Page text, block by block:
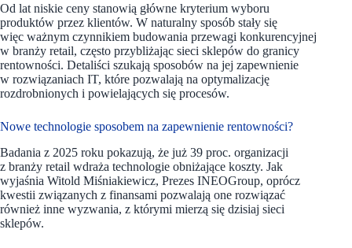
Od lat niskie ceny stanowią główne kryterium wyboru
produktów przez klientów. W naturalny sposób stały się
więc ważnym czynnikiem budowania przewagi konkurencyjnej
w branży retail, często przybliżając sieci sklepów do granicy
rentowności. Detaliści szukają sposobów na jej zapewnienie
w rozwiązaniach IT, które pozwalają na optymalizację
rozdrobnionych i powielających się procesów.
Nowe technologie sposobem na zapewnienie rentowności?
Badania z 2025 roku pokazują, że już 39 proc. organizacji
z branży retail wdraża technologie obniżające koszty. Jak
wyjaśnia Witold Miśniakiewicz, Prezes INEOGroup, oprócz
kwestii związanych z finansami pozwalają one rozwiązać
również inne wyzwania, z którymi mierzą się dzisiaj sieci
sklepów.